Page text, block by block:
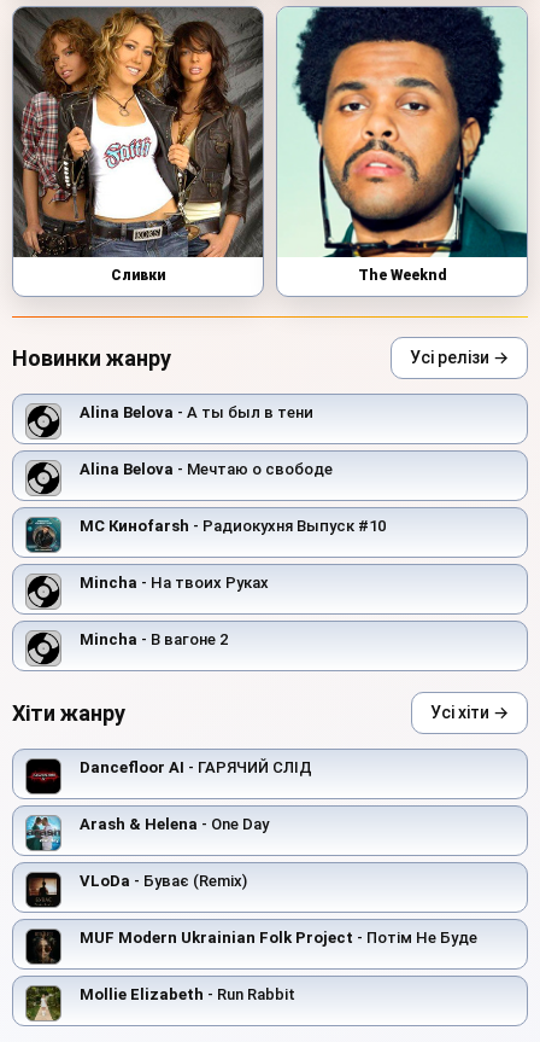
Сливки The Weeknd
Новинки жанру Усі релізи →
Alina Belova - А ты был в тени
Alina Belova - Мечтаю о свободе
MC Киноfarsh - Радиокухня Выпуск #10
Mincha - На твоих Руках
Mincha - В вагоне 2
Хіти жанру Усі хіти →
Dancefloor AI - ГАРЯЧИЙ СЛІД
Arash & Helena - One Day
VLoDa - Буває (Remix)
MUF Modern Ukrainian Folk Project - Потім Не Буде
Mollie Elizabeth - Run Rabbit